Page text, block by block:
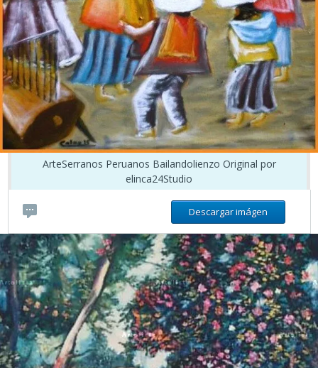
ArteSerranos Peruanos Bailandolienzo Original por
elinca24Studio
Descargar imágen